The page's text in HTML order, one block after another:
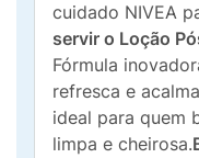
cuidado NIVEA
servir o Loção
Fórmula
refresca e
ideal para quem
limpa e cheirosa.